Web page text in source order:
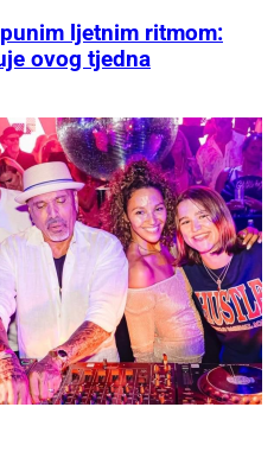
ljetnim ritmom:
ovog tjedna